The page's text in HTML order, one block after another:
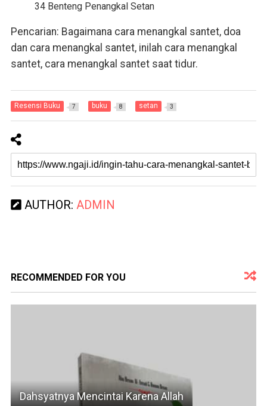
34 Benteng Penangkal Setan
Pencarian: Bagaimana cara menangkal santet, doa
dan cara menangkal santet, inilah cara menangkal
santet, cara menangkal santet saat tidur.
Resensi Buku 7 buku 8 setan 3
AUTHOR: ADMIN
RECOMMENDED FOR YOU
Dahsyatnya Mencintai Karena Allah